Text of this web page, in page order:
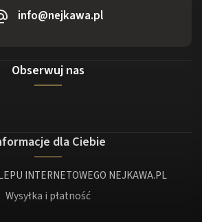
info@nejkawa.pl
Obserwuj nas
dla Ciebie
INTERNETOWEGO NEJKAWA.PL
Wysyłka i płatność